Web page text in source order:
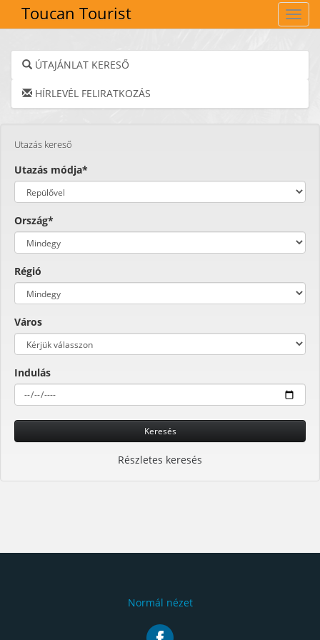
Toucan Tourist
ÚTAJÁNLAT KERESŐ
HÍRLEVÉL FELIRATKOZÁS
Utazás kereső
Utazás módja*
Ország*
Régió
Város
Indulás
Keresés
Részletes keresés
Normál nézet